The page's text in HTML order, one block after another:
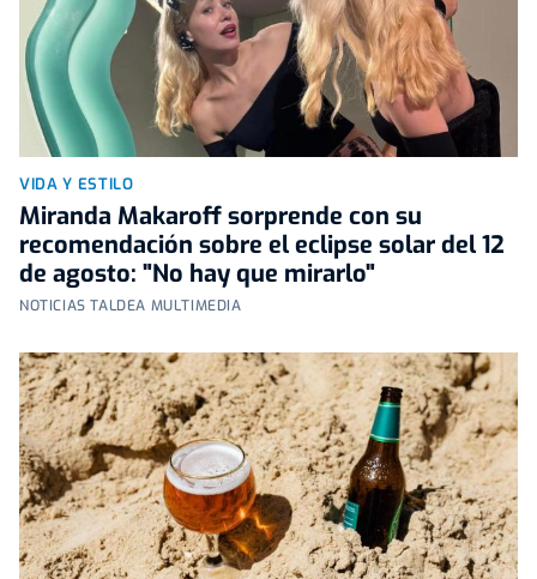
VIDA Y ESTILO
Miranda Makaroff sorprende con su
recomendación sobre el eclipse solar del 12
de agosto: "No hay que mirarlo"
NOTICIAS TALDEA MULTIMEDIA